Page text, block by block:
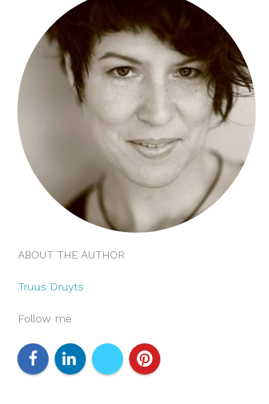
ABOUT THE AUTHOR
Truus Druyts
Follow me